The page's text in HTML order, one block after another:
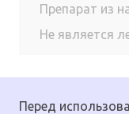
Препарат из
Не является
Перед